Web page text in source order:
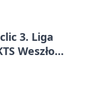
3. Liga
Weszło